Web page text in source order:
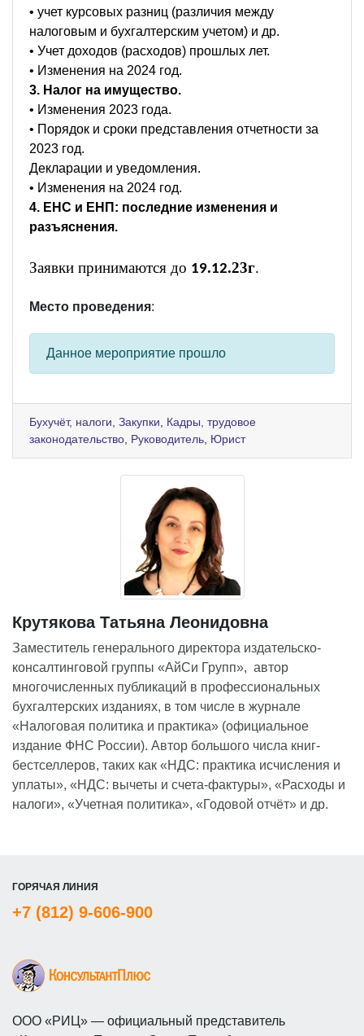
• учет курсовых разниц (различия между
налоговым и бухгалтерским учетом) и др.
• Учет доходов (расходов) прошлых лет.
• Изменения на 2024 год.
3. Налог на имущество.
• Изменения 2023 года.
• Порядок и сроки представления отчетности за
2023 год.
Декларации и уведомления.
• Изменения на 2024 год.
4. ЕНС и ЕНП: последние изменения и
разъяснения.
Заявки принимаются до 19.12.23г.
Место проведения:
Данное мероприятие прошло
Бухучёт, налоги Закупки
Кадры, трудовое
законодательство Руководитель Юрист
Крутякова Татьяна Леонидовна
Заместитель генерального директора издательско-
консалтинговой группы «АйСи Групп», автор
многочисленных публикаций в профессиональных
бухгалтерских изданиях, в том числе в журнале
«Налоговая политика и практика» (официальное
издание ФНС России). Автор большого числа книг-
бестселлеров, таких как «НДС: практика исчисления и
уплаты», «НДС: вычеты и счета-фактуры», «Расходы и
налоги», «Учетная политика», «Годовой отчёт» и др.
ГОРЯЧАЯ ЛИНИЯ
+7 (812) 9-606-900
ООО «РИЦ» — официальный представитель